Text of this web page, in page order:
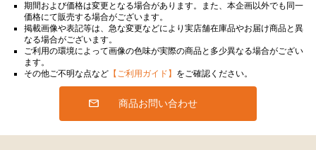
期間および価格は変更となる場合があります。また、本企画以外でも同一
価格にて販売する場合がございます。
掲載画像や表記等は、急な変更などにより実店舗在庫品やお届け商品と異
なる場合がございます。
ご利用の環境によって画像の色味が実際の商品と多少異なる場合がござい
ます。
その他ご不明な点など 【ご利用ガイド】 をご確認ください。
商品お問い合わせ